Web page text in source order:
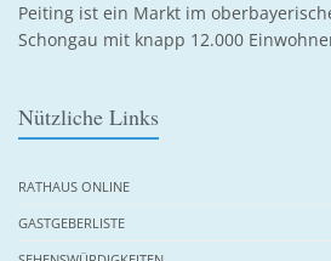
Peiting ist ein Markt im
Schongau mit knapp 12.000
Nützliche Links
RATHAUS ONLINE
GASTGEBERLISTE